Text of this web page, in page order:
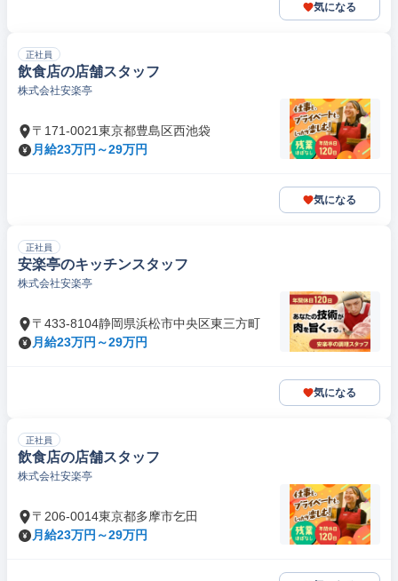
気になる
正社員
飲食店の店舗スタッフ
株式会社安楽亭
〒171-0021東京都豊島区西池袋
月給23万円～29万円
気になる
正社員
安楽亭のキッチンスタッフ
株式会社安楽亭
〒433-8104静岡県浜松市中央区東三方町
月給23万円～29万円
気になる
正社員
飲食店の店舗スタッフ
株式会社安楽亭
〒206-0014東京都多摩市乞田
月給23万円～29万円